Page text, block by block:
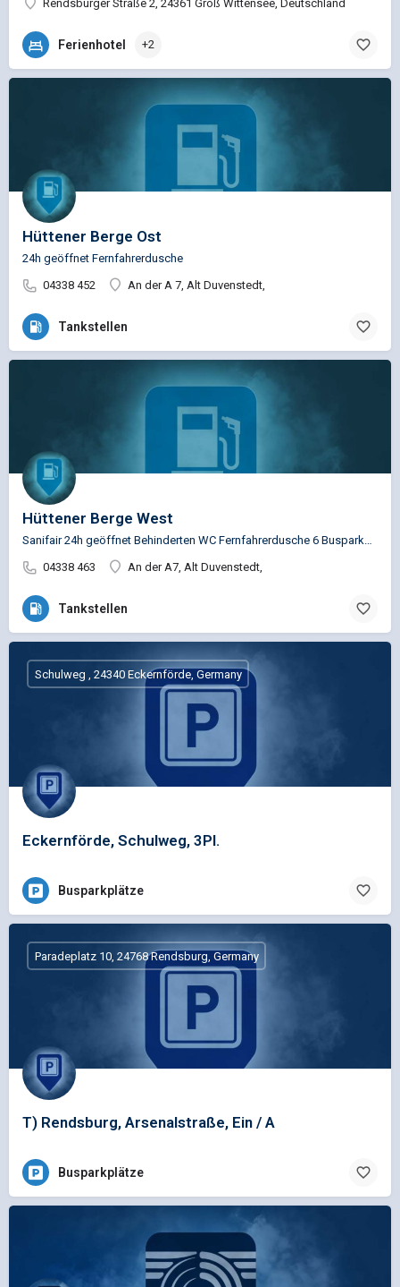
Rendsburger Straße 2, 24361 Groß Wittensee, Deutschland
Ferienhotel +2
Hüttener Berge Ost
24h geöffnet Fernfahrerdusche
04338 452
An der A 7, Alt Duvenstedt,
Tankstellen
Hüttener Berge West
Sanifair 24h geöffnet Behinderten WC Fernfahrerdusche 6 Busparkplätze
04338 463
An der A7, Alt Duvenstedt,
Tankstellen
Eckernförde, Schulweg, 3Pl.
Schulweg , 24340 Eckernförde, Germany
Busparkplätze
T) Rendsburg, Arsenalstraße, Ein / A
Paradeplatz 10, 24768 Rendsburg, Germany
Busparkplätze